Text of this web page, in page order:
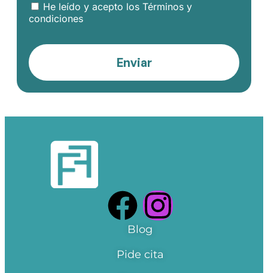
He leído y acepto los Términos y
condiciones
Enviar
Blog
Pide cita